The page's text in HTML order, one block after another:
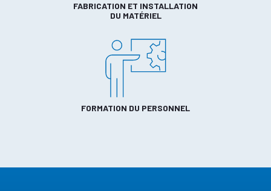
FABRICATION ET INSTALLATION
DU MATÉRIEL
FORMATION DU PERSONNEL